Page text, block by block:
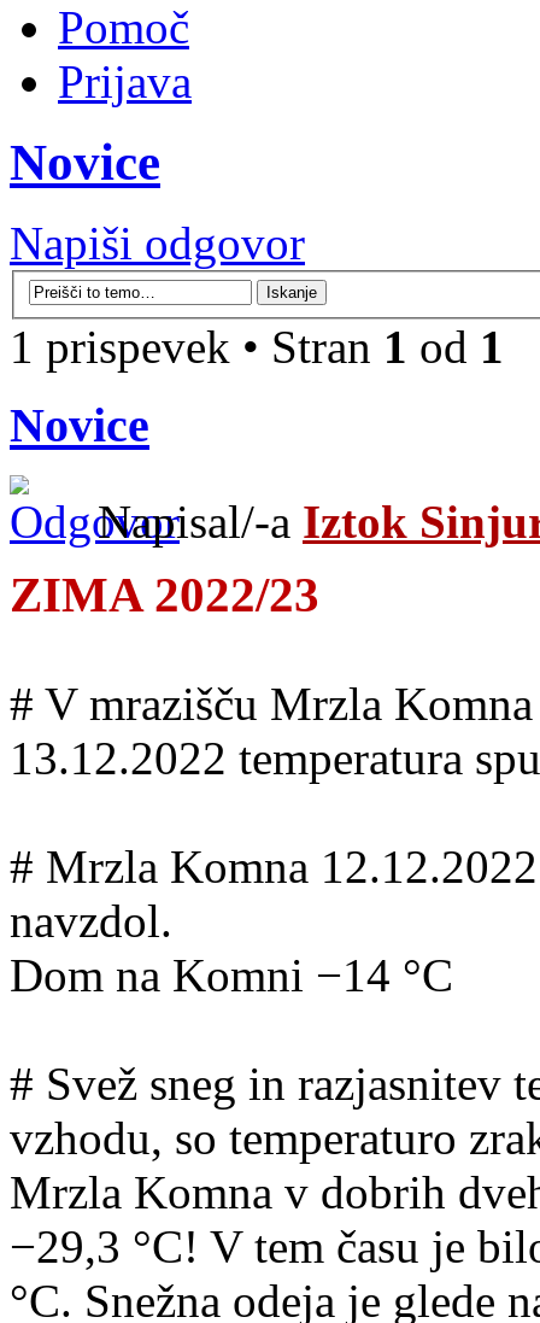
Pomoč
Prijava
Novice
Napiši odgovor
1 prispevek • Stran 1 od 1
Novice
Napisal/-a Iztok
ZIMA 2022/23
# V mrazišču Mrzla
13.12.2022 temperatura
# Mrzla Komna
navzdol.
Dom na Komni −14 °C
# Svež sneg in razjasnitev
vzhodu, so temperaturo
Mrzla Komna v dobrih
−29,3 °C! V tem času je
°C. Snežna odeja je glede